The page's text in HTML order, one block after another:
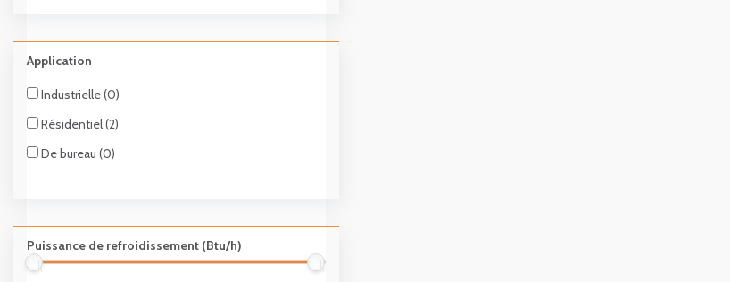
Application
Industrielle (0)
Résidentiel (2)
De bureau (0)
Puissance de refroidissement (Btu/h)